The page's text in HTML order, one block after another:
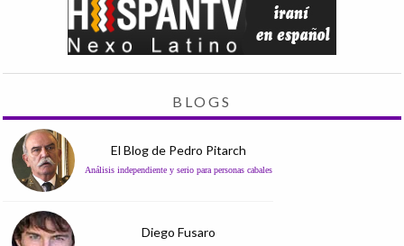
BLOGS
El Blog de Pedro Pitarch
Análisis independiente y serio para personas cabales
Diego Fusaro